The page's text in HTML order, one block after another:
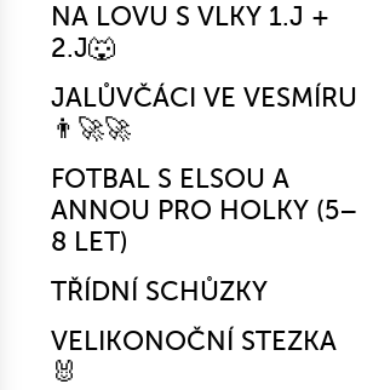
NA LOVU S VLKY 1.J +
2.J🐺
JALŮVČÁCI VE VESMÍRU
👨‍🚀🚀
FOTBAL S ELSOU A
ANNOU PRO HOLKY (5–
8 LET)
TŘÍDNÍ SCHŮZKY
VELIKONOČNÍ STEZKA
🐰